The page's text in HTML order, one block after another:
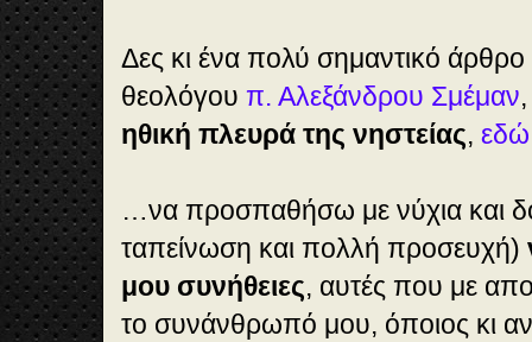
Δες κι ένα πολύ σημαντικό
θεολόγου π. Αλεξάνδρου Σμέμαν
ηθική πλευρά της νηστείας, εδώ
…να προσπαθήσω με νύχια και
ταπείνωση και πολλή προσευχή)
μου συνήθειες, αυτές που με
το συνάνθρωπό μου, όποιος κι αν